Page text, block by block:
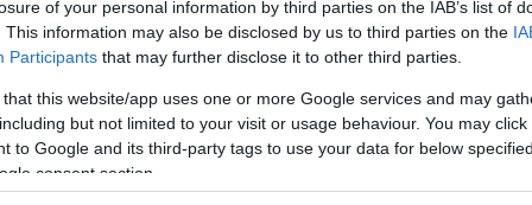
of your personal information by third parties on the IAB’s list of
This information may also be disclosed by us to third parties on the
Participants that may further disclose it to other third parties.
that this website/app uses one or more Google services and may
but not limited to your visit or usage behaviour. You may
to Google and its third-party tags to use your data for below
consent section.
Juventus
squadra di calcio, e la Juventus non fa eccezione.
i tifosi e gli esperti del settore sono in
dirigenza bianconera. La Juventus, storicamente una
bisogno di rinforzare la propria rosa per competere